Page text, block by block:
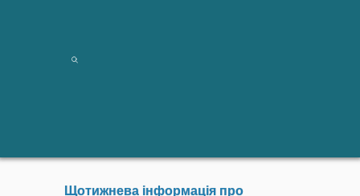
Щотижнева інформація про